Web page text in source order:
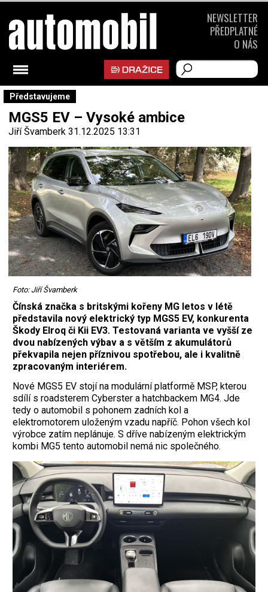
Představujeme
MGS5 EV – Vysoké ambice
Jiří Švamberk 31.12.2025 13:31
Foto: Jiří Švamberk
Čínská značka s britskými kořeny MG letos v létě
představila nový elektrický typ MGS5 EV, konkurenta
Škody Elroq či Kii EV3. Testovaná varianta ve vyšší ze
dvou nabízených výbav a s větším z akumulátorů
překvapila nejen příznivou spotřebou, ale i kvalitně
zpracovaným interiérem.
Nové MGS5 EV stojí na modulární platformě MSP, kterou
sdílí s roadsterem Cyberster a hatchbackem MG4. Jde
tedy o automobil s pohonem zadních kol a
elektromotorem uloženým vzadu napříč. Pohon všech kol
výrobce zatím neplánuje. S dříve nabízeným elektrickým
kombi MG5 tento automobil nemá nic společného.
NEWSLETTER
PŘEDPLATNÉ
O NÁS